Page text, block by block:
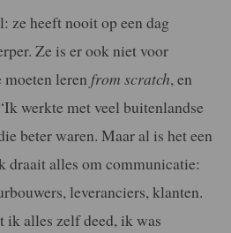
ze heeft nooit op een dag
Ze is er ook niet voor
leren from scratch, en
werkte met veel buitenlandse
beter waren. Maar al is het een
alles om communicatie:
leveranciers, klanten.
ik alles zelf deed, ik was